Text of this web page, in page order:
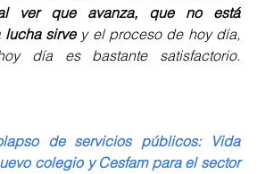
al ver que avanza, que no está
lucha sirve y el proceso de hoy día,
día es bastante satisfactorio.
de servicios públicos: Vida
colegio y Cesfam para el sector